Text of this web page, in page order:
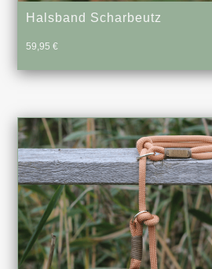
Halsband Scharbeutz
59,95€